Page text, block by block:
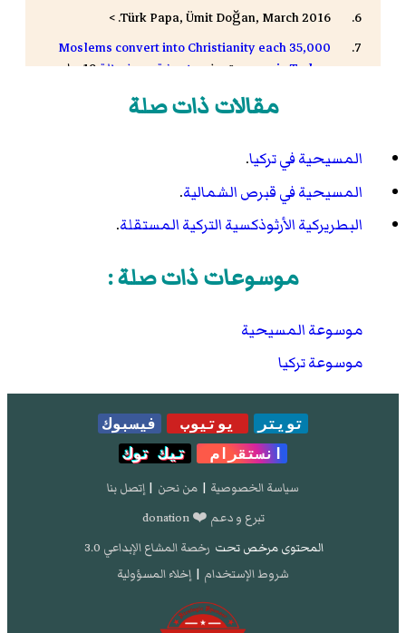
Türk Papa, Ümit Doğan, March 2016. >
35,000 Moslems convert into Christianity each
year in Turkey.- تصفح:نسخة محفوظة
19 مارس
Interview with Zekai Tanyar, the Chair of the
تصفح:نسخة محفوظة
باك مشين.
في قبرص التركية... (300) عائلة تركية دخلت المسيحية
- تصفح:نسخة محفوظة
مقالات ذات صلة
المسيحية في تركيا.
المسيحية في قبرص الشمالية.
البطريركية الأرثوذكسية التركية المستقلة.
موسوعات ذات صلة :
موسوعة المسيحية
موسوعة تركيا
تويتر يوتيوب
فيسبوك
انستقرام
تيك توك
سياسة الخصوصية | من نحن | إتصل بنا
تبرع و دعم ❤️ donation
المحتوى مرخص تحت رخصة المشاع الإبداعي 3.0
شروط الإستخدام | إخلاء المسؤولية